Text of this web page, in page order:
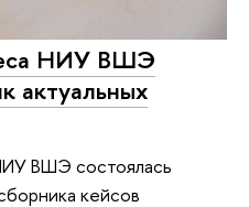
НИУ ВШЭ
актуальных
ВШЭ состоялась
кейсов